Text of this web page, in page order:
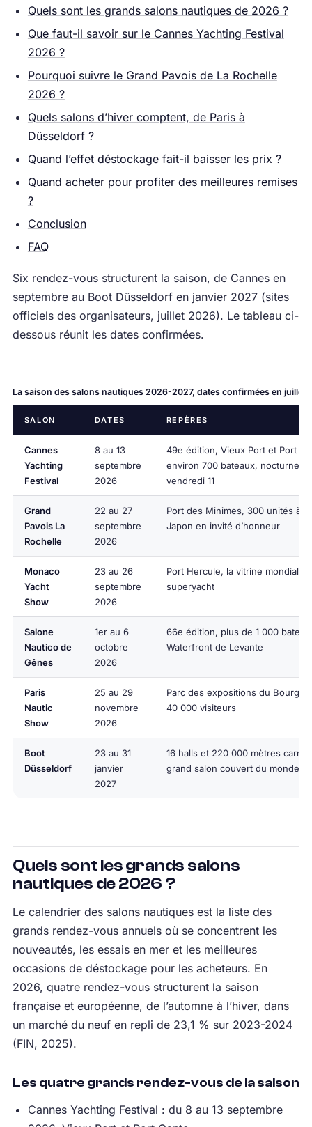
Quels sont les grands salons nautiques de 2026 ?
Que faut-il savoir sur le Cannes Yachting Festival
2026 ?
Pourquoi suivre le Grand Pavois de La Rochelle
2026 ?
Quels salons d’hiver comptent, de Paris à
Düsseldorf ?
Quand l’effet déstockage fait-il baisser les prix ?
Quand acheter pour profiter des meilleures remises
?
Conclusion
FAQ
Six rendez-vous structurent la saison, de Cannes en
septembre au Boot Düsseldorf en janvier 2027 (sites
officiels des organisateurs, juillet 2026). Le tableau ci-
dessous réunit les dates confirmées.
La saison des salons nautiques 2026-2027, dates confirmées en juillet
SALON DATES REPÈRES
Cannes
Yachting
Festival
8 au 13
septembre
2026
49e édition, Vieux Port et Port
environ 700 bateaux, nocturne le
vendredi 11
Grand
Pavois La
Rochelle
22 au 27
septembre
2026
Port des Minimes, 300 unités à
Japon en invité d’honneur
Monaco
Yacht
Show
23 au 26
septembre
2026
Port Hercule, la vitrine mondiale
superyacht
Salone
Nautico de
Gênes
1er au 6
octobre
2026
66e édition, plus de 1 000
Waterfront de Levante
Paris
Nautic
Show
25 au 29
novembre
2026
Parc des expositions du
40 000 visiteurs
Boot
Düsseldorf
23 au 31
janvier
2027
16 halls et 220 000 mètres
grand salon couvert du monde
Quels sont les grands salons
nautiques de 2026 ?
Le calendrier des salons nautiques est la liste des
grands rendez-vous annuels où se concentrent les
nouveautés, les essais en mer et les meilleures
occasions de déstockage pour les acheteurs. En
2026, quatre rendez-vous structurent la saison
française et européenne, de l’automne à l’hiver, dans
un marché du neuf en repli de 23,1 % sur 2023-2024
(FIN, 2025).
Les quatre grands rendez-vous de la saison
Cannes Yachting Festival : du 8 au 13 septembre